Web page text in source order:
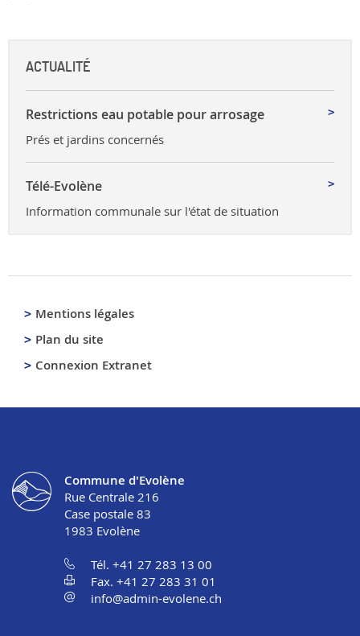
ACTUALITÉ
Restrictions eau potable pour arrosage
Prés et jardins concernés
Télé-Evolène
Information communale sur l'état de situation
Mentions légales
Plan du site
Connexion Extranet
Commune d'Evolène
Rue Centrale 216
Case postale 83
1983 Evolène
Tél. +41 27 283 13 00
Fax. +41 27 283 31 01
info@admin-evolene.ch